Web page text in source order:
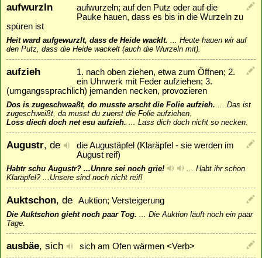
aufwurzln
aufwurzeln; auf den Putz oder auf die
Pauke hauen, dass es bis in die Wurzeln zu
spüren ist
Heit ward aufgewurzlt, dass de Heide wacklt.
Heute hauen wir auf
den Putz, dass die Heide wackelt (auch die Wurzeln mit).
aufzieh
1. nach oben ziehen, etwa zum Öffnen; 2.
ein Uhrwerk mit Feder aufziehen; 3.
(umgangssprachlich) jemanden necken, provozieren
Dos is zugeschwaaßt, do musste arscht die Folie aufzieh.
Das ist
zugeschweißt, da musst du zuerst die Folie aufziehen.
Loss diech doch net esu aufzieh.
Lass dich doch nicht so necken.
Augustr, de
die Augustäpfel (Klaräpfel - sie werden im
August reif)
Habtr schu Augustr? ...Unnre sei noch grie!
Habt ihr schon
Klaräpfel? ...Unsere sind noch nicht reif!
Auktschon, de Auktion; Versteigerung
Die Auktschon gieht noch paar Tog.
Die Auktion läuft noch ein paar
Tage.
ausbäe, sich sich am Ofen wärmen <Verb>